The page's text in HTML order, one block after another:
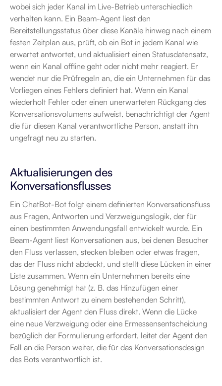
wobei sich jeder Kanal im Live-Betrieb unterschiedlich
verhalten kann. Ein Beam-Agent liest den
Bereitstellungsstatus über diese Kanäle hinweg nach einem
festen Zeitplan aus, prüft, ob ein Bot in jedem Kanal wie
erwartet antwortet, und aktualisiert einen Statusdatensatz,
wenn ein Kanal offline geht oder nicht mehr reagiert. Er
wendet nur die Prüfregeln an, die ein Unternehmen für das
Vorliegen eines Fehlers definiert hat. Wenn ein Kanal
wiederholt Fehler oder einen unerwarteten Rückgang des
Konversationsvolumens aufweist, benachrichtigt der Agent
die für diesen Kanal verantwortliche Person, anstatt ihn
ungefragt neu zu starten.
Aktualisierungen des
Konversationsflusses
Ein ChatBot-Bot folgt einem definierten Konversationsfluss
aus Fragen, Antworten und Verzweigungslogik, der für
einen bestimmten Anwendungsfall entwickelt wurde. Ein
Beam-Agent liest Konversationen aus, bei denen Besucher
den Fluss verlassen, stecken bleiben oder etwas fragen,
das der Fluss nicht abdeckt, und stellt diese Lücken in einer
Liste zusammen. Wenn ein Unternehmen bereits eine
Lösung genehmigt hat (z. B. das Hinzufügen einer
bestimmten Antwort zu einem bestehenden Schritt),
aktualisiert der Agent den Fluss direkt. Wenn die Lücke
eine neue Verzweigung oder eine Ermessensentscheidung
bezüglich der Formulierung erfordert, leitet der Agent den
Fall an die Person weiter, die für das Konversationsdesign
des Bots verantwortlich ist.